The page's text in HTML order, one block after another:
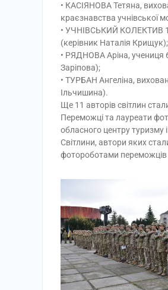
• КАСІЯНОВА Тетяна,
краєзнавства учнівської
• УЧНІВСЬКИЙ КОЛЕКТИВ 11
(керівник Наталія Крищук);
• РЯДНОВА Аріна, учениця
Заріпова);
• ТУРБАН Ангеліна,
Ільчишина).
Ще 11 авторів світлин
Переможці та лауреати
обласного центру туризму
Світлини, автори яких
фотороботами переможців